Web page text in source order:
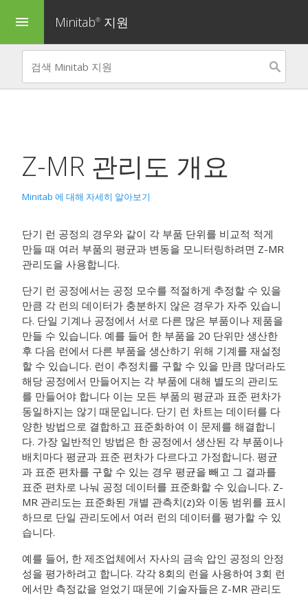
menu Minitab® 지원
Z-MR 관리도 개요
Minitab 에 대해 자세히 알아보기
단기 런 공정의 경우와 같이 각 부품 단위를 비교적 적게
만들 때 여러 부품의 평균과 변동을 모니터링하려면 Z-MR
관리도을 사용합니다.
단기 런 공정에서는 공정 모수를 적절하게 추정할 수 있을
만큼 각 런의 데이터가 충분하지 않은 경우가 자주 있습니
다. 단일 기계나 공정에서 서로 다른 많은 부품이나 제품을
만들 수 있습니다. 예를 들어 한 부품을 20 단위만 생산한
후 다음 런에서 다른 부품을 생산하기 위해 기계를 재설정
할 수 있습니다. 런이 추정치를 구할 수 있을 만큼 많더라도
해당 공정에서 만들어지는 각 부품에 대해 별도의 관리도
를 만들어야 합니다 이는 모든 부품의 평균과 표준 편차가
동일하지는 않기 때문입니다. 단기 런 차트는 데이터를 다
양한 방법으로 결합하고 표준화하여 이 문제를 해결합니
다. 가장 일반적인 방법은 한 공정에서 생산된 각 부품이나
배치마다 평균과 표준 편차가 다르다고 가정합니다. 평균
과 표준 편차를 구할 수 있는 경우 평균을 빼고 그 결과를
표준 편차로 나눠 공정 데이터를 표준화할 수 있습니다. Z-
MR 관리도는 표준화된 개별 관측치(z)와 이동 범위를 표시
하므로 단일 관리도에서 여러 런의 데이터를 평가할 수 있
습니다.
예를 들어, 한 제조업체에서 자사의 금속 압인 공정의 안정
성을 평가하려고 합니다. 각각 8회의 런을 사용하여 3회 런
에서만 측정값을 얻었기 때문에 기술자들은 Z-MR 관리도